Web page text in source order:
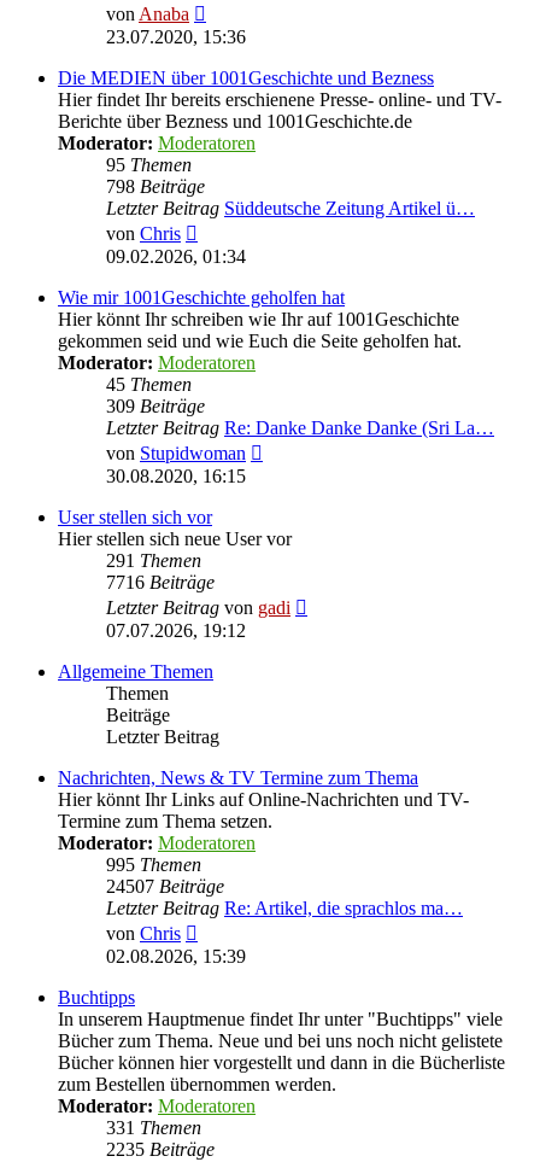
von Anaba
Beitrag
23.07.2020, 15:36
Die MEDIEN über 1001Geschichte und Bezness
Hier findet Ihr bereits erschienene Presse- online- und TV-
Berichte über Bezness und 1001Geschichte.de
Moderator: Moderatoren
95 Themen
798 Beiträge
Letzter Beitrag Süddeutsche Zeitung Artikel ü…
von Chris
Beitrag
09.02.2026, 01:34
Wie mir 1001Geschichte geholfen hat
Hier könnt Ihr schreiben wie Ihr auf 1001Geschichte
gekommen seid und wie Euch die Seite geholfen hat.
Moderator: Moderatoren
45 Themen
309 Beiträge
Letzter Beitrag Re: Danke Danke Danke (Sri La…
von Stupidwoman
30.08.2020, 16:15
User stellen sich vor
Hier stellen sich neue User vor
291 Themen
7716 Beiträge
Letzter Beitrag von gadi
07.07.2026, 19:12
Allgemeine Themen
Themen
Beiträge
Letzter Beitrag
Nachrichten, News & TV Termine zum Thema
Hier könnt Ihr Links auf Online-Nachrichten und TV-
Termine zum Thema setzen.
Moderator: Moderatoren
995 Themen
24507 Beiträge
Letzter Beitrag Re: Artikel, die sprachlos ma…
von Chris
Beitrag
02.08.2026, 15:39
Buchtipps
In unserem Hauptmenue findet Ihr unter "Buchtipps" viele
Bücher zum Thema. Neue und bei uns noch nicht gelistete
Bücher können hier vorgestellt und dann in die Bücherliste
zum Bestellen übernommen werden.
Moderator: Moderatoren
331 Themen
2235 Beiträge